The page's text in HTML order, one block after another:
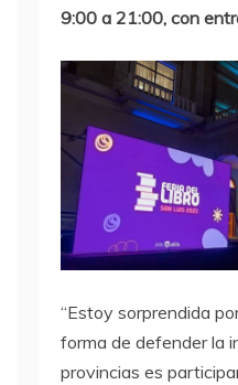
9:00 a 21:00, con
“Estoy sorprendida
forma de defender la
provincias es